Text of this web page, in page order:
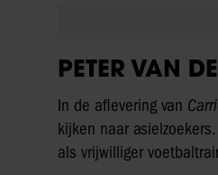
PETER VAN
In de aflevering van
kijken naar
als vrijwilliger